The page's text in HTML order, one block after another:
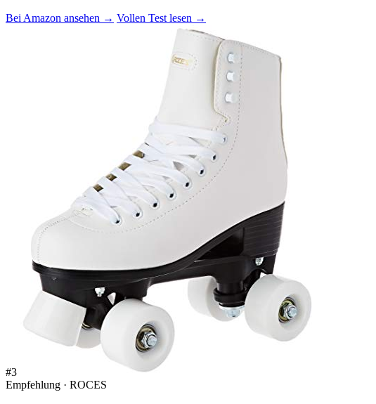
Bei Amazon ansehen → Vollen Test lesen →
#3
Empfehlung · ROCES